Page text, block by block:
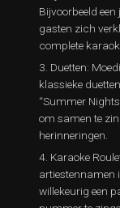
Bijvoorbeeld
gasten zich
complete
Duetten:
klassieke
“Summer
om samen te
herinneringen.
Karaoke
artiestennamen
willekeurig een